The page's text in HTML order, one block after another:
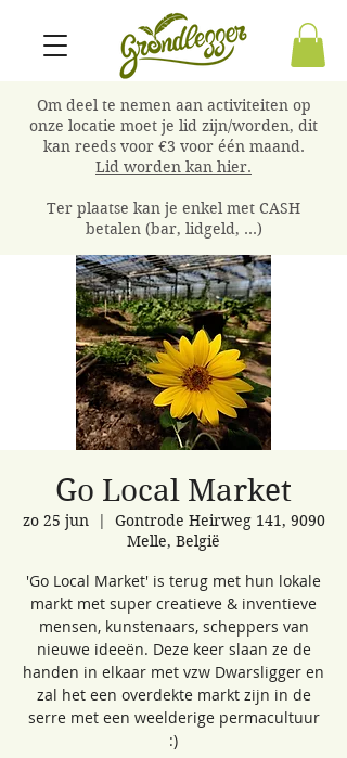
Om deel te nemen aan activiteiten op
onze locatie moet je lid zijn/worden, dit
kan reeds voor €3 voor één maand.
Lid worden kan hier.
Ter plaatse kan je enkel met CASH
betalen (bar, lidgeld, ...)
Go Local Market
zo 25 jun
  |
Gontrode Heirweg 141, 9090
Melle, België
'Go Local Market' is terug met hun lokale
markt met super creatieve & inventieve
mensen, kunstenaars, scheppers van
nieuwe ideeën. Deze keer slaan ze de
handen in elkaar met vzw Dwarsligger en
zal het een overdekte markt zijn in de
serre met een weelderige permacultuur
:)